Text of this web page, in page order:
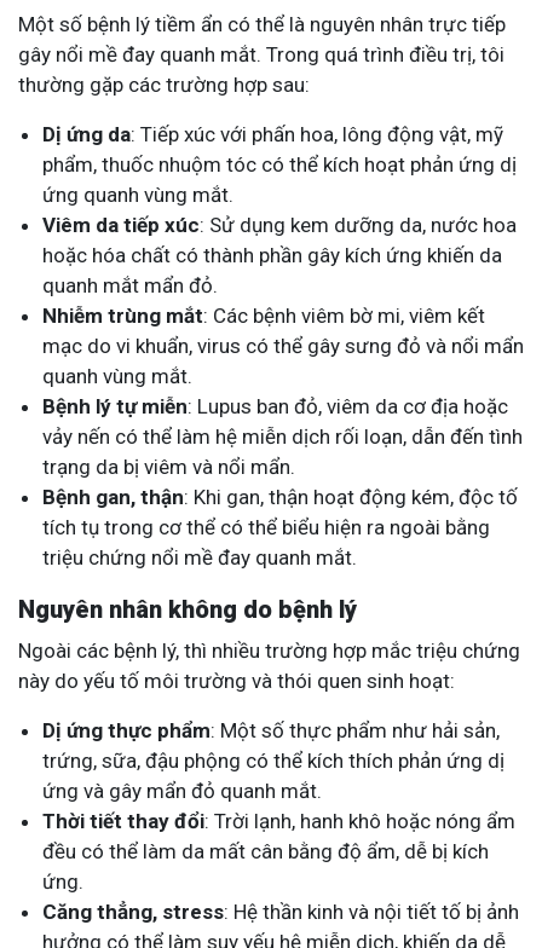
Một số bệnh lý tiềm ẩn có thể là nguyên nhân trực tiếp
gây nổi mề đay quanh mắt. Trong quá trình điều trị, tôi
thường gặp các trường hợp sau:
Dị ứng da: Tiếp xúc với phấn hoa, lông động vật, mỹ
phẩm, thuốc nhuộm tóc có thể kích hoạt phản ứng dị
ứng quanh vùng mắt.
Viêm da tiếp xúc: Sử dụng kem dưỡng da, nước hoa
hoặc hóa chất có thành phần gây kích ứng khiến da
quanh mắt mẩn đỏ.
Nhiễm trùng mắt: Các bệnh viêm bờ mi, viêm kết
mạc do vi khuẩn, virus có thể gây sưng đỏ và nổi mẩn
quanh vùng mắt.
Bệnh lý tự miễn: Lupus ban đỏ, viêm da cơ địa hoặc
vảy nến có thể làm hệ miễn dịch rối loạn, dẫn đến tình
trạng da bị viêm và nổi mẩn.
Bệnh gan, thận: Khi gan, thận hoạt động kém, độc tố
tích tụ trong cơ thể có thể biểu hiện ra ngoài bằng
triệu chứng nổi mề đay quanh mắt.
Nguyên nhân không do bệnh lý
Ngoài các bệnh lý, thì nhiều trường hợp mắc triệu chứng
này do yếu tố môi trường và thói quen sinh hoạt:
Dị ứng thực phẩm: Một số thực phẩm như hải sản,
trứng, sữa, đậu phộng có thể kích thích phản ứng dị
ứng và gây mẩn đỏ quanh mắt.
Thời tiết thay đổi: Trời lạnh, hanh khô hoặc nóng ẩm
đều có thể làm da mất cân bằng độ ẩm, dễ bị kích
ứng.
Căng thẳng, stress: Hệ thần kinh và nội tiết tố bị ảnh
hưởng có thể làm suy yếu hệ miễn dịch, khiến da dễ